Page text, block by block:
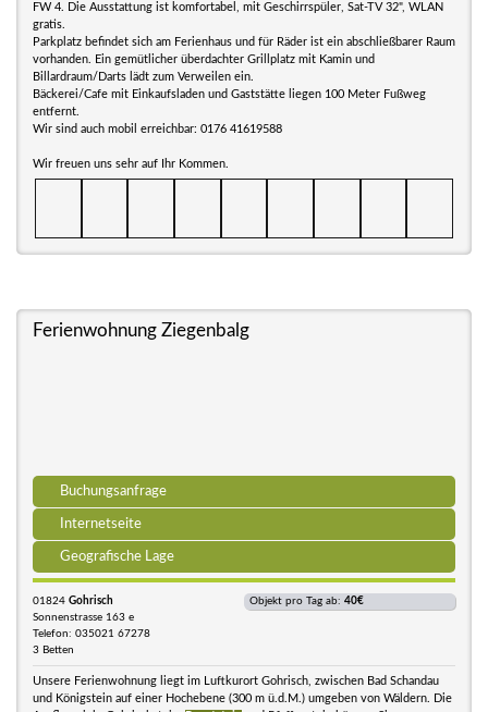
FW 4. Die Ausstattung ist komfortabel, mit Geschirrspüler, Sat-TV 32", WLAN
gratis.
Parkplatz befindet sich am Ferienhaus und für Räder ist ein abschließbarer Raum
vorhanden. Ein gemütlicher überdachter Grillplatz mit Kamin und
Billardraum/Darts lädt zum Verweilen ein.
Bäckerei/Cafe mit Einkaufsladen und Gaststätte liegen 100 Meter Fußweg
entfernt.
Wir sind auch mobil erreichbar: 0176 41619588
Wir freuen uns sehr auf Ihr Kommen.
Ferienwohnung Ziegenbalg
Buchungsanfrage
Internetseite
Geografische Lage
01824 Gohrisch
Sonnenstrasse 163 e
Telefon: 035021 67278
3 Betten
Objekt pro Tag ab: 40€
Unsere Ferienwohnung liegt im Luftkurort Gohrisch, zwischen Bad Schandau
und Königstein auf einer Hochebene (300 m ü.d.M.) umgeben von Wäldern. Die